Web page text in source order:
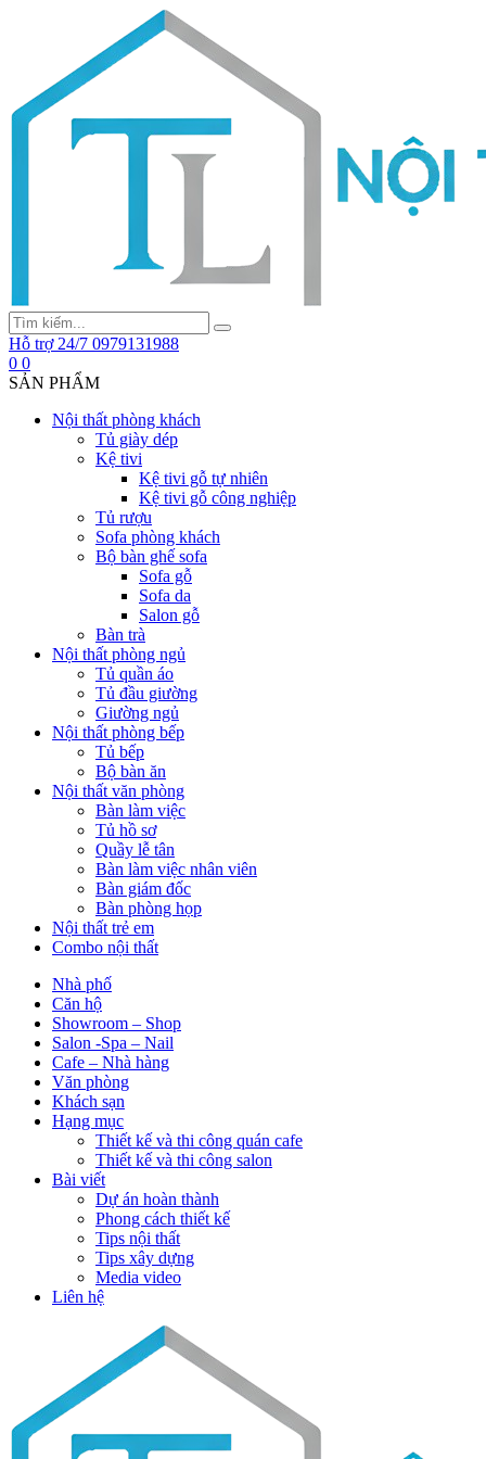
Hỗ trợ 24/7 0979131988
0 0
SẢN PHẨM
Nội thất phòng khách
Tủ giày dép
Kệ tivi
Kệ tivi gỗ tự nhiên
Kệ tivi gỗ công nghiệp
Tủ rượu
Sofa phòng khách
Bộ bàn ghế sofa
Sofa gỗ
Sofa da
Salon gỗ
Bàn trà
Nội thất phòng ngủ
Tủ quần áo
Tủ đầu giường
Giường ngủ
Nội thất phòng bếp
Tủ bếp
Bộ bàn ăn
Nội thất văn phòng
Bàn làm việc
Tủ hồ sơ
Quầy lễ tân
Bàn làm việc nhân viên
Bàn giám đốc
Bàn phòng họp
Nội thất trẻ em
Combo nội thất
Nhà phố
Căn hộ
Showroom – Shop
Salon -Spa – Nail
Cafe – Nhà hàng
Văn phòng
Khách sạn
Hạng mục
Thiết kế và thi công quán cafe
Thiết kế và thi công salon
Bài viết
Dự án hoàn thành
Phong cách thiết kế
Tips nội thất
Tips xây dựng
Media video
Liên hệ